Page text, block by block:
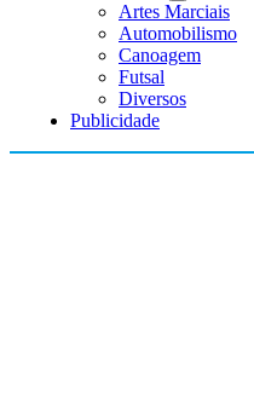
Artes Marciais
Automobilismo
Canoagem
Futsal
Diversos
Publicidade